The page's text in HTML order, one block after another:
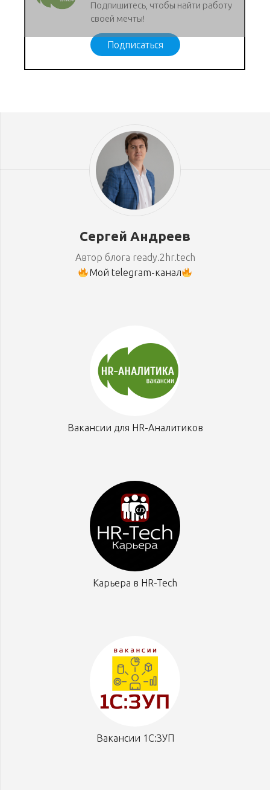
Подпишитесь, чтобы найти работу
своей мечты!
Подписаться
Сергей Андреев
Автор блога ready.2hr.tech
Мой telegram-канал
Вакансии для HR-Аналитиков
Карьера в HR-Tech
Вакансии 1С:ЗУП